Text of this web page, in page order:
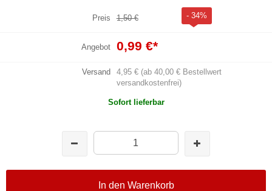
Preis 1,50 € - 34%
Angebot 0,99 €*
Versand
4,95 € (ab 40,00 € Bestellwert
versandkostenfrei)
Sofort lieferbar
In den Warenkorb